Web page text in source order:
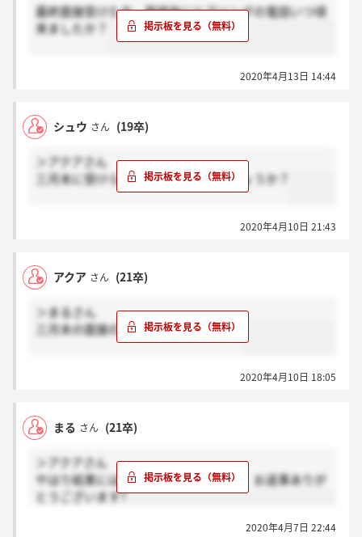
最終面接受けた方、面接後にヒアリングの電話いつ頃
来ましたか？
2020年4月13日 14:44
シュウ さん (19卒)
＞アクアさん
三月末に受けられたのは最終面接でしょうか？
2020年4月10日 21:43
アクア さん (21卒)
＞まるさん
三月末の面接の結果先程届きました！
2020年4月10日 18:05
まる さん (21卒)
＞アクアさん
やはり結果には時間がかかるのですね。お返事ありが
とうございます?
2020年4月7日 22:44